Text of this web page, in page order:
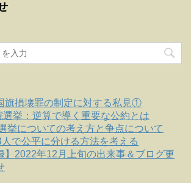
旗損壊罪の制定に対する私見①
挙：逆算で導く重要な公約とは
挙についての考え方と争点について
で公平に分ける方法を考える
】2022年12月上旬の出来事＆ブログ更